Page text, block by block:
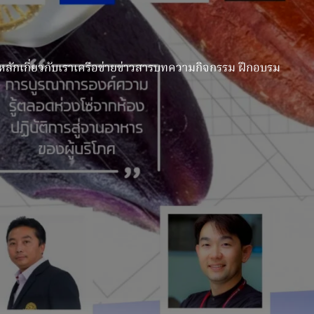
ลักเกี่ยวกับเราเครือข่ายข่าวสารบทความกิจกรรม ฝึกอบรม